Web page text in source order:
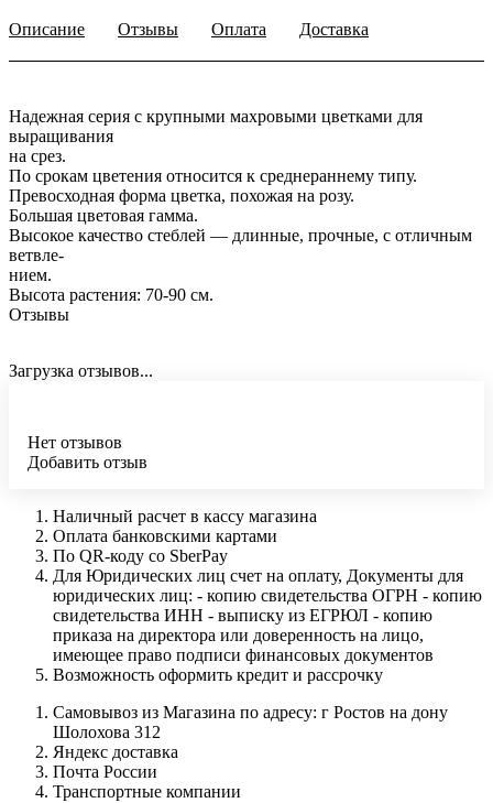
Описание Отзывы Оплата Доставка
Надежная серия с крупными махровыми цветками для
выращивания
на срез.
По срокам цветения относится к среднераннему типу.
Превосходная форма цветка, похожая на розу.
Большая цветовая гамма.
Высокое качество стеблей — длинные, прочные, с отличным
ветвле-
нием.
Высота растения: 70-90 см.
Отзывы
Загрузка отзывов...
Нет отзывов
Добавить отзыв
Наличный расчет в кассу магазина
Оплата банковскими картами
По QR-коду со SberPay
Для Юридических лиц счет на оплату, Документы для
юридических лиц: - копию свидетельства ОГРН - копию
свидетельства ИНН - выписку из ЕГРЮЛ - копию
приказа на директора или доверенность на лицо,
имеющее право подписи финансовых документов
Возможность оформить кредит и рассрочку
Самовывоз из Магазина по адресу: г Ростов на дону
Шолохова 312
Яндекс доставка
Почта России
Транспортные компании